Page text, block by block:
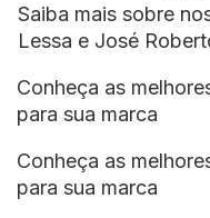
Saiba mais sobre
Lessa e José
Conheça as
para sua marca
Conheça as
para sua marca